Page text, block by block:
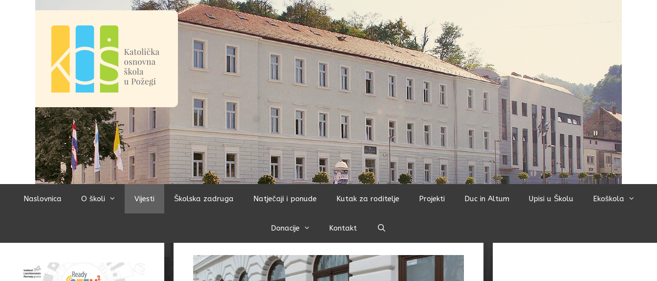
Naslovnica O školi Vijesti Školska zadruga Natječaji i ponude Kutak za roditelje Projekti Duc in Altum Upisi u Školu Ekoškola
Donacije Kontakt